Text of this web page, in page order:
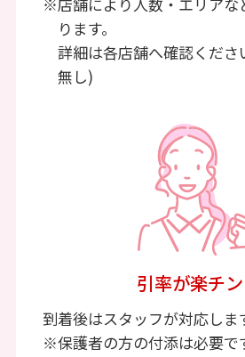
ります。
詳細は各店舗へ確認くださ
無し)
引率が楽チ
到着後はスタッフが対応しま
※保護者の方の付添は必要で